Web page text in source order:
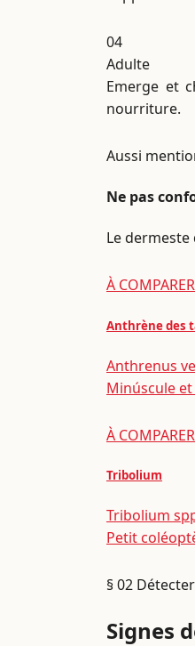
04
Adulte
Emerge et
nourriture.
Aussi
Ne pas
Le
À COMPARER
Anthrène des
Anthrenus
Minúscule
À COMPARER
Tribolium
Tribolium
Petit
§ 02
Signes